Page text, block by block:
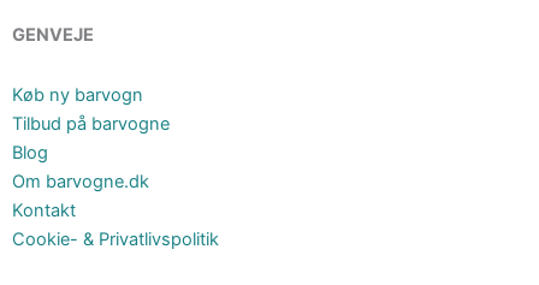
GENVEJE
Køb ny barvogn
Tilbud på barvogne
Blog
Om barvogne.dk
Kontakt
Cookie- & Privatlivspolitik